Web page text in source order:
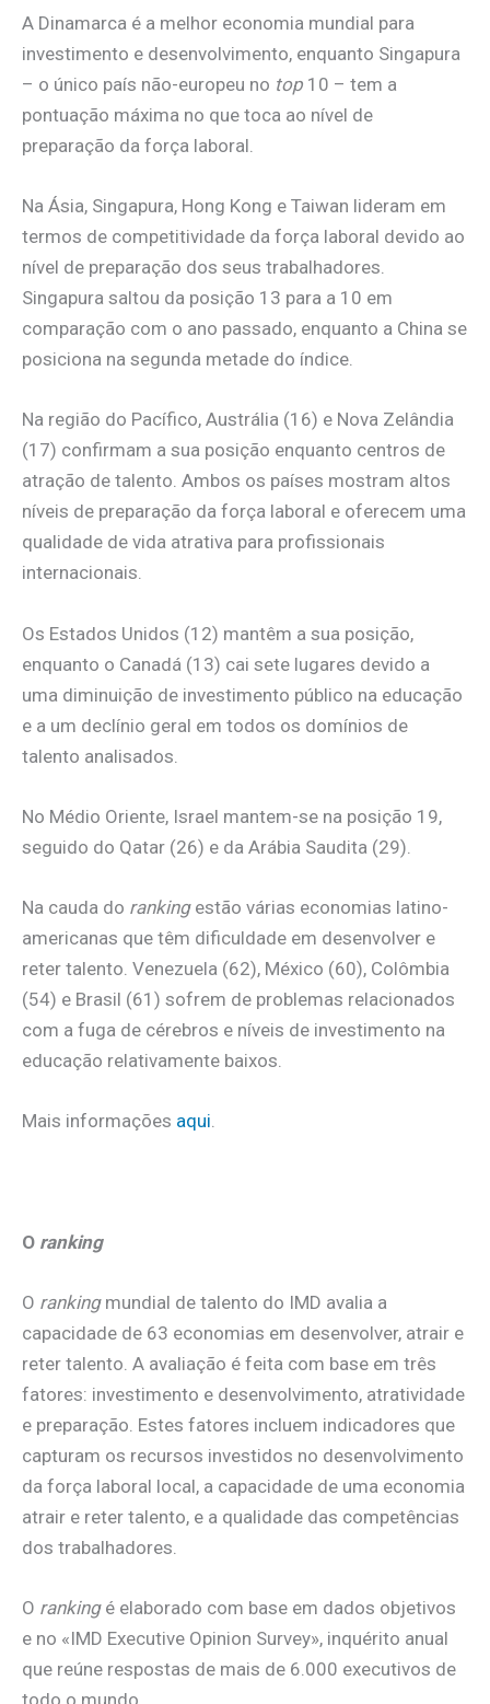
A Dinamarca é a melhor economia mundial para
investimento e desenvolvimento, enquanto Singapura
– o único país não-europeu no top 10 – tem a
pontuação máxima no que toca ao nível de
preparação da força laboral.
Na Ásia, Singapura, Hong Kong e Taiwan lideram em
termos de competitividade da força laboral devido ao
nível de preparação dos seus trabalhadores.
Singapura saltou da posição 13 para a 10 em
comparação com o ano passado, enquanto a China se
posiciona na segunda metade do índice.
Na região do Pacífico, Austrália (16) e Nova Zelândia
(17) confirmam a sua posição enquanto centros de
atração de talento. Ambos os países mostram altos
níveis de preparação da força laboral e oferecem uma
qualidade de vida atrativa para profissionais
internacionais.
Os Estados Unidos (12) mantêm a sua posição,
enquanto o Canadá (13) cai sete lugares devido a
uma diminuição de investimento público na educação
e a um declínio geral em todos os domínios de
talento analisados.
No Médio Oriente, Israel mantem-se na posição 19,
seguido do Qatar (26) e da Arábia Saudita (29).
Na cauda do rankingestão várias economias latino-
americanas que têm dificuldade em desenvolver e
reter talento. Venezuela (62), México (60), Colômbia
(54) e Brasil (61) sofrem de problemas relacionados
com a fuga de cérebros e níveis de investimento na
educação relativamente baixos.
Mais informações aqui.
O ranking
O rankingmundial de talento do IMD avalia a
capacidade de 63 economias em desenvolver, atrair e
reter talento. A avaliação é feita com base em três
fatores: investimento e desenvolvimento, atratividade
e preparação. Estes fatores incluem indicadores que
capturam os recursos investidos no desenvolvimento
da força laboral local, a capacidade de uma economia
atrair e reter talento, e a qualidade das competências
dos trabalhadores.
O rankingé elaborado com base em dados objetivos
e no «IMD Executive Opinion Survey», inquérito anual
que reúne respostas de mais de 6.000 executivos de
todo o mundo.